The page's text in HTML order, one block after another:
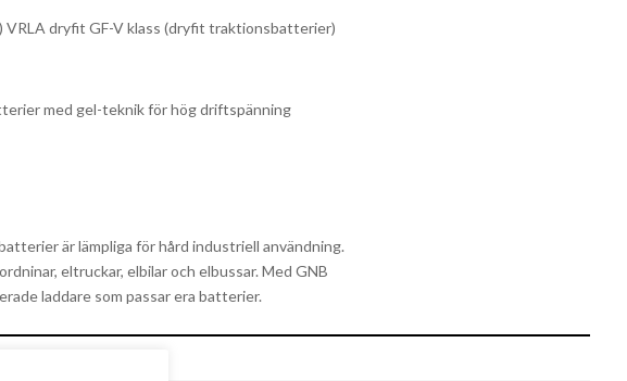
dryfit GF-V klass (dryfit traktionsbatterier)
med gel-teknik för hög driftspänning
är lämpliga för hård industriell användning.
eltruckar, elbilar och elbussar. Med GNB
laddare som passar era batterier.